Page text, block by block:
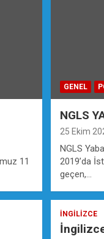
11
GENEL
NGLS
25 Ekim
NGLS
2019’da
geçen,…
İNGILIZCE